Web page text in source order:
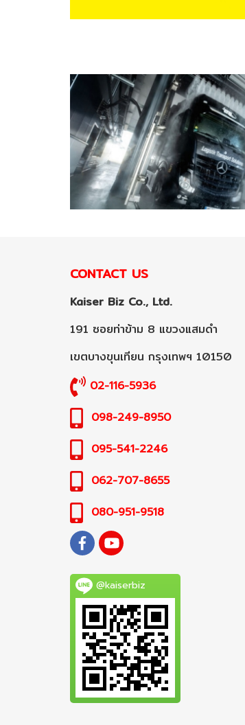
CONTACT US
Kaiser Biz Co., Ltd.
191 ซอยท่าข้าม 8 แขวงแสมดำ
เขตบางขุนเทียน กรุงเทพฯ 10150
02-116-5936
098-249-8950
095-541-2246
062-707-8655
080-951-9518
@kaiserbiz